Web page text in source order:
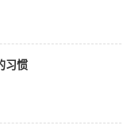
习惯